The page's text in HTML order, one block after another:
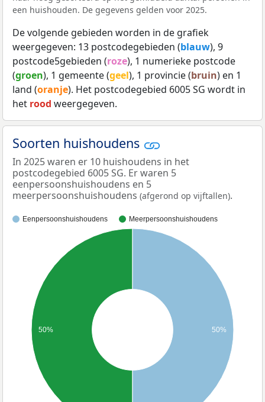
een huishouden. De gegevens gelden voor 2025.
De volgende gebieden worden in de grafiek
weergegeven: 13 postcodegebieden (blauw), 9
postcode5gebieden (roze), 1 numerieke postcode
(groen), 1 gemeente (geel), 1 provincie (bruin) en 1
land (oranje). Het postcodegebied 6005 SG wordt in
het rood weergegeven.
Soorten huishoudens
In 2025 waren er 10 huishoudens in het
postcodegebied 6005 SG. Er waren 5
eenpersoonshuishoudens en 5
meerpersoonshuishoudens (afgerond op vijftallen).
Eenpersoonshuishoudens Meerpersoonshuishoudens
50% 50%